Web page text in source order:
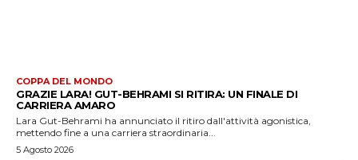
COPPA DEL MONDO
GRAZIE LARA! GUT-BEHRAMI SI RITIRA: UN FINALE DI
CARRIERA AMARO
Lara Gut-Behrami ha annunciato il ritiro dall'attività agonistica,
mettendo fine a una carriera straordinaria...
5 Agosto 2026